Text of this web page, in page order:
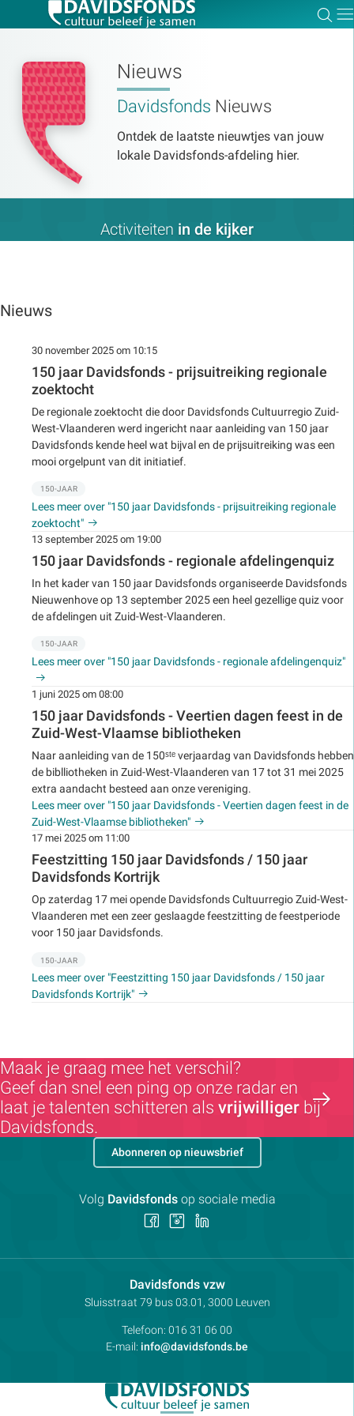
Nieuws
Davidsfonds Nieuws
Ontdek de laatste nieuwtjes van jouw
lokale Davidsfonds-afdeling hier.
Activiteiten in de kijker
Nieuws
30 november 2025 om 10:15
150 jaar Davidsfonds - prijsuitreiking regionale
zoektocht
De regionale zoektocht die door Davidsfonds Cultuurregio Zuid-
West-Vlaanderen werd ingericht naar aanleiding van 150 jaar
Davidsfonds kende heel wat bijval en de prijsuitreiking was een
mooi orgelpunt van dit initiatief.
150-JAAR
Lees meer over "150 jaar Davidsfonds - prijsuitreiking regionale
zoektocht"
13 september 2025 om 19:00
150 jaar Davidsfonds - regionale afdelingenquiz
In het kader van 150 jaar Davidsfonds organiseerde Davidsfonds
Nieuwenhove op 13 september 2025 een heel gezellige quiz voor
de afdelingen uit Zuid-West-Vlaanderen.
150-JAAR
Lees meer over "150 jaar Davidsfonds - regionale afdelingenquiz"
1 juni 2025 om 08:00
150 jaar Davidsfonds - Veertien dagen feest in de
Zuid-West-Vlaamse bibliotheken
Naar aanleiding van de 150ˢᵗᵉ verjaardag van Davidsfonds hebben
de biblliotheken in Zuid-West-Vlaanderen van 17 tot 31 mei 2025
extra aandacht besteed aan onze vereniging.
Lees meer over "150 jaar Davidsfonds - Veertien dagen feest in de
Zuid-West-Vlaamse bibliotheken"
17 mei 2025 om 11:00
Feestzitting 150 jaar Davidsfonds / 150 jaar
Davidsfonds Kortrijk
Op zaterdag 17 mei opende Davidsfonds Cultuurregio Zuid-West-
Vlaanderen met een zeer geslaagde feestzitting de feestperiode
voor 150 jaar Davidsfonds.
150-JAAR
Lees meer over "Feestzitting 150 jaar Davidsfonds / 150 jaar
Davidsfonds Kortrijk"
Maak je graag mee het verschil?
Geef dan snel een ping op onze radar en
laat je talenten schitteren als vrijwilliger bij
Davidsfonds.
Davidsfonds vzwContactpersoon:
Adres:
Sluisstraat 79 bus 03.01, 3000 Leuven
Telefoon: 016 31 06 00
E-mail: info@davidsfonds.be
Abonneren op nieuwsbrief
Volg Davidsfondsop sociale media
Volg Volg
Zoek:
Zoeken